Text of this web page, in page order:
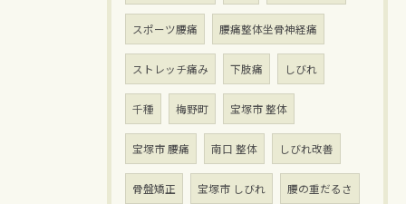
スポーツ腰痛 腰痛整体坐骨神経痛
ストレッチ痛み 下肢痛 しびれ
千種 梅野町 宝塚市 整体
宝塚市 腰痛 南口 整体 しびれ改善
骨盤矯正 宝塚市 しびれ 腰の重だるさ